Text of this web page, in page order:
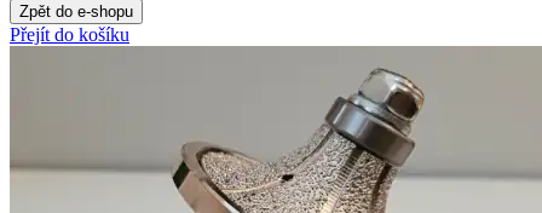
Zpět do e-shopu
Přejít do košíku